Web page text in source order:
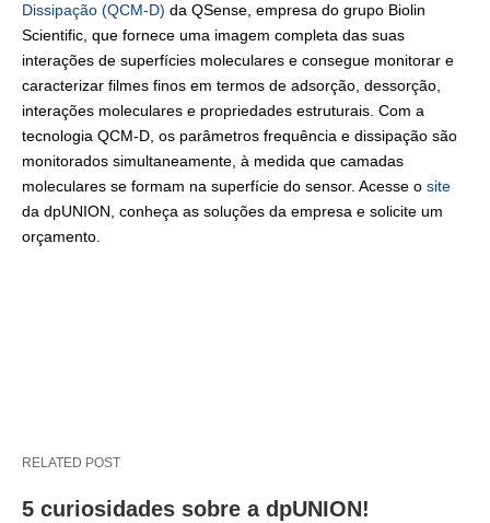
Dissipação (QCM-D) da QSense, empresa do grupo Biolin
Scientific, que fornece uma imagem completa das suas
interações de superfícies moleculares e consegue monitorar e
caracterizar filmes finos em termos de adsorção, dessorção,
interações moleculares e propriedades estruturais. Com a
tecnologia QCM-D, os parâmetros frequência e dissipação são
monitorados simultaneamente, à medida que camadas
moleculares se formam na superfície do sensor. Acesse o site
da dpUNION, conheça as soluções da empresa e solicite um
orçamento.
RELATED POST
5 curiosidades sobre a dpUNION!